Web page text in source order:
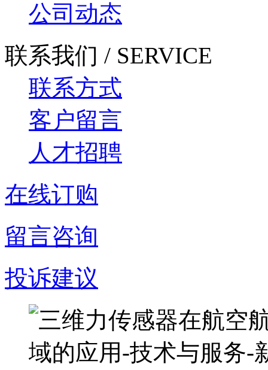
公司动态
联系我们 / SERVICE
联系方式
客户留言
人才招聘
在线订购
留言咨询
投诉建议